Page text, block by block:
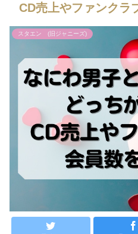
CD売上やファンクラ
スタエン (旧ジャニーズ)